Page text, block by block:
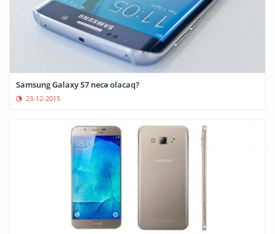
Samsung Galaxy S7 necə olacaq?
23-12-2015